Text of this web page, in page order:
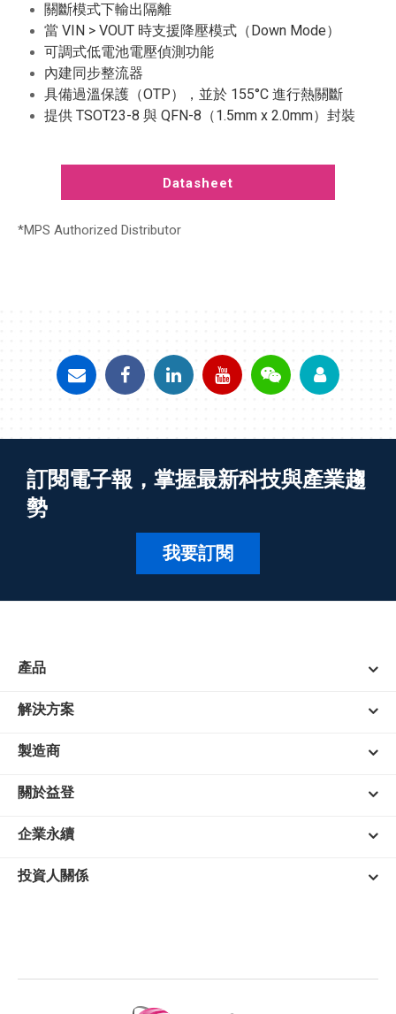
關斷模式下輸出隔離
當 VIN > VOUT 時支援降壓模式（Down Mode）
可調式低電池電壓偵測功能
內建同步整流器
具備過溫保護（OTP），並於 155°C 進行熱關斷
提供 TSOT23-8 與 QFN-8（1.5mm x 2.0mm）封裝
Datasheet
*MPS Authorized Distributor
訂閱電子報，掌握最新科技與產業趨
勢
我要訂閱
產品
解決方案
製造商
關於益登
企業永續
投資人關係